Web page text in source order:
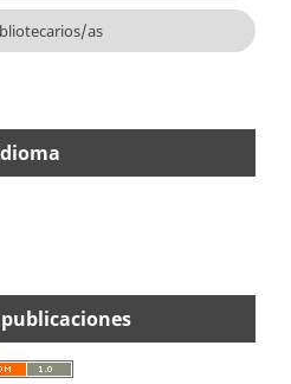
as